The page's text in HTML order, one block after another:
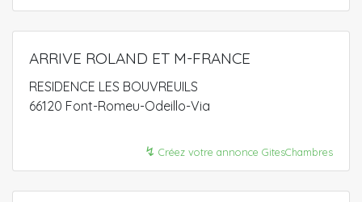
ARRIVE ROLAND ET M-FRANCE
RESIDENCE LES BOUVREUILS
66120 Font-Romeu-Odeillo-Via
↯ Créez votre annonce GitesChambres